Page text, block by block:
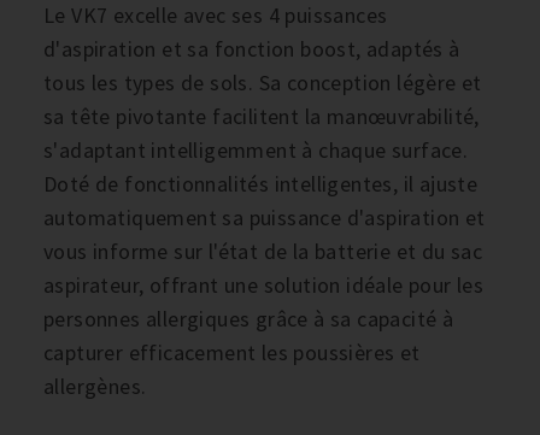
Le VK7 excelle avec ses 4 puissances
d'aspiration et sa fonction boost, adaptés à
tous les types de sols. Sa conception légère et
sa tête pivotante facilitent la manœuvrabilité,
s'adaptant intelligemment à chaque surface.
Doté de fonctionnalités intelligentes, il ajuste
automatiquement sa puissance d'aspiration et
vous informe sur l'état de la batterie et du sac
aspirateur, offrant une solution idéale pour les
personnes allergiques grâce à sa capacité à
capturer efficacement les poussières et
allergènes.